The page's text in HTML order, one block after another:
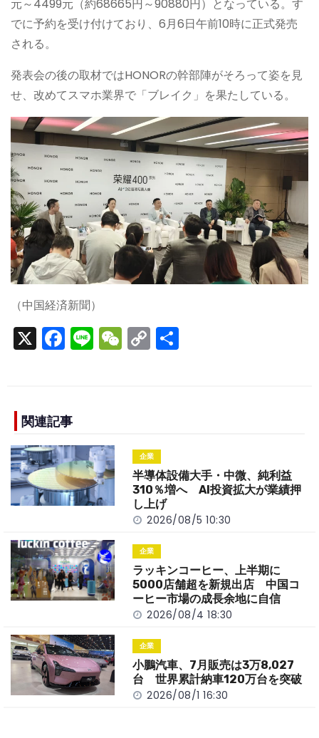
元～4499元（約68665円～90880円）となっている。す
でに予約を受け付けており、6月6日午前10時に正式発売
される。
発表会の後の取材ではHONORの幹部陣がそろって姿を見
せ、改めてスマホ業界で「ブレイク」を果たしている。
（中国経済新聞）
X F
e
b
o
o
k
Li W C
n
k
関連記事
企業
半導体設備大手・中微、純利益
310％増へ AI投資拡大が業績押
し上げ
2026/08/5 10:30
企業
ラッキンコーヒー、上半期に
5000店舗超を新規出店 中国コ
ーヒー市場の成長余地に自信
2026/08/4 18:30
企業
小鵬汽車、7月販売は3万8,027
台 世界累計納車120万台を突破
2026/08/1 16:30